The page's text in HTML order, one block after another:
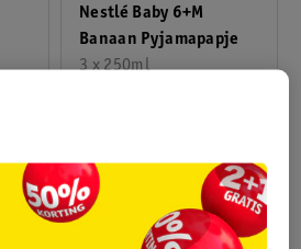
Nestlé Baby 6+M
Banaan Pyjamapapje
3 x 250ml